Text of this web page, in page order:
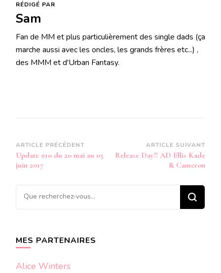
RÉDIGÉ PAR
Sam
Fan de MM et plus particulièrement des single dads (ça
marche aussi avec les oncles, les grands frères etc...) ,
des MMM et d'Urban Fantasy.
Navigation
d’article
ARTICLE PRÉCÉDENT
Update #10 du 20 mai au 05
juin 2017
ARTICLE SUIVANT
Release Day!! AD Ellis Kade
& Cameron
Vous
recherchiez
MES PARTENAIRES
Alice Winters